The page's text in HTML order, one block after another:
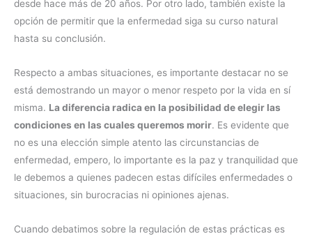
desde hace más de 20 años. Por otro lado, también existe la
opción de permitir que la enfermedad siga su curso natural
hasta su conclusión.
Respecto a ambas situaciones, es importante destacar no se
está demostrando un mayor o menor respeto por la vida en sí
misma. La diferencia radica en la posibilidad de elegir las
condiciones en las cuales queremos morir. Es evidente que
no es una elección simple atento las circunstancias de
enfermedad, empero, lo importante es la paz y tranquilidad que
le debemos a quienes padecen estas difíciles enfermedades o
situaciones, sin burocracias ni opiniones ajenas.
Cuando debatimos sobre la regulación de estas prácticas es